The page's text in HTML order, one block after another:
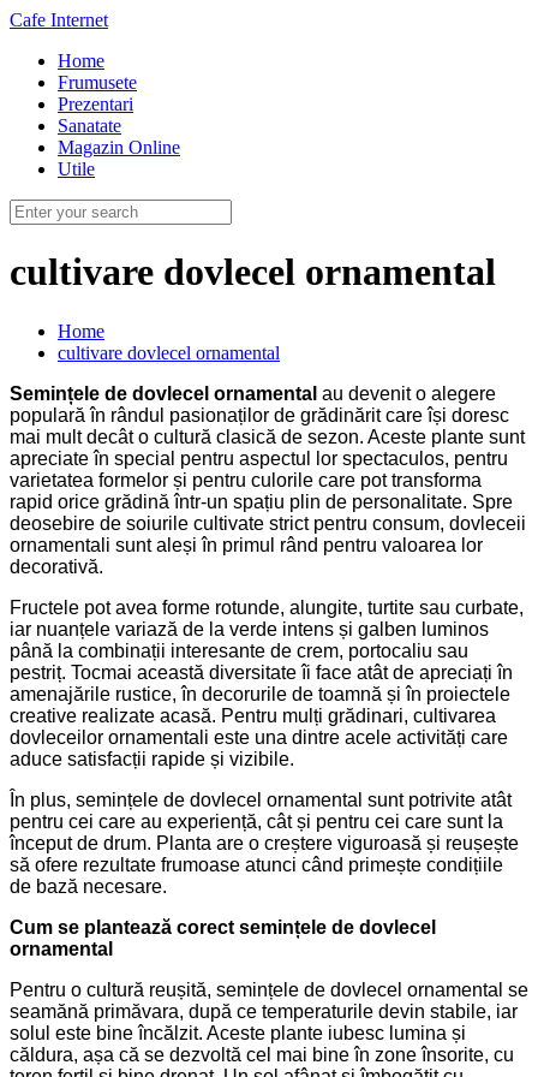
Cafe Internet
Home
Frumusete
Prezentari
Sanatate
Magazin Online
Utile
cultivare dovlecel ornamental
Home
cultivare dovlecel ornamental
Semințele de dovlecel ornamental au devenit o alegere
populară în rândul pasionaților de grădinărit care își doresc
mai mult decât o cultură clasică de sezon. Aceste plante sunt
apreciate în special pentru aspectul lor spectaculos, pentru
varietatea formelor și pentru culorile care pot transforma
rapid orice grădină într-un spațiu plin de personalitate. Spre
deosebire de soiurile cultivate strict pentru consum, dovleceii
ornamentali sunt aleși în primul rând pentru valoarea lor
decorativă.
Fructele pot avea forme rotunde, alungite, turtite sau curbate,
iar nuanțele variază de la verde intens și galben luminos
până la combinații interesante de crem, portocaliu sau
pestriț. Tocmai această diversitate îi face atât de apreciați în
amenajările rustice, în decorurile de toamnă și în proiectele
creative realizate acasă. Pentru mulți grădinari, cultivarea
dovleceilor ornamentali este una dintre acele activități care
aduce satisfacții rapide și vizibile.
În plus, semințele de dovlecel ornamental sunt potrivite atât
pentru cei care au experiență, cât și pentru cei care sunt la
început de drum. Planta are o creștere viguroasă și reușește
să ofere rezultate frumoase atunci când primește condițiile
de bază necesare.
Cum se plantează corect semințele de dovlecel
ornamental
Pentru o cultură reușită, semințele de dovlecel ornamental se
seamănă primăvara, după ce temperaturile devin stabile, iar
solul este bine încălzit. Aceste plante iubesc lumina și
căldura, așa că se dezvoltă cel mai bine în zone însorite, cu